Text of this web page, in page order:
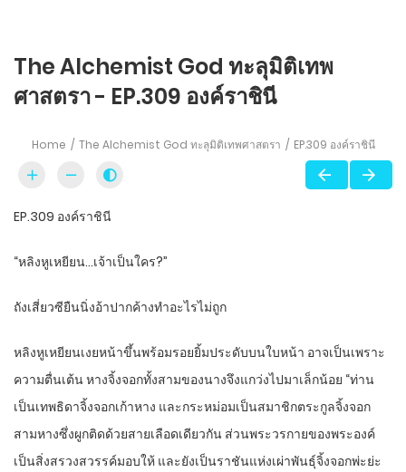
The Alchemist God ทะลุมิติเทพ
ศาสตรา - EP.309 องค์ราชินี
Home The Alchemist God ทะลุมิติเทพศาสตรา EP.309 องค์ราชินี
EP.309 องค์ราชินี
“หลิงหูเหยียน…เจ้าเป็นใคร?”
ถังเสี่ยวซียืนนิ่งอ้าปากค้างทำอะไรไม่ถูก
หลิงหูเหยียนเงยหน้าขึ้นพร้อมรอยยิ้มประดับบนใบหน้า อาจเป็นเพราะ
ความตื่นเต้น หางจิ้งจอกทั้งสามของนางจึงแกว่งไปมาเล็กน้อย “ท่าน
เป็นเทพธิดาจิ้งจอกเก้าหาง และกระหม่อมเป็นสมาชิกตระกูลจิ้งจอก
สามหางซึ่งผูกติดด้วยสายเลือดเดียวกัน ส่วนพระวรกายของพระองค์
เป็นสิ่งสรวงสวรรค์มอบให้ และยังเป็นราชันแห่งเผ่าพันธุ์จิ้งจอกพ่ะย่ะ